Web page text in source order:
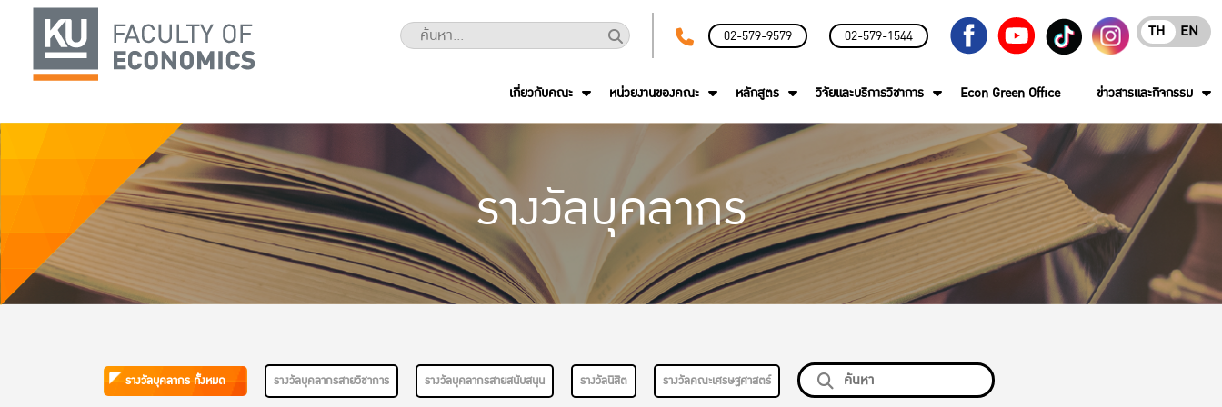
02-579-9579 02-579-1544 EN
TH
เกี่ยวกับคณะ หน่วยงานของคณะ หลักสูตร วิจัยและบริการวิชาการ Econ Green Office ข่าวสารและกิจกรรม
รางวัลบุคลากร
รางวัลบุคลากร ทั้งหมด รางวัลบุคลากรสายวิชาการ รางวัลบุคลากรสายสนับสนุน รางวัลนิสิต รางวัลคณะเศรษฐศาสตร์